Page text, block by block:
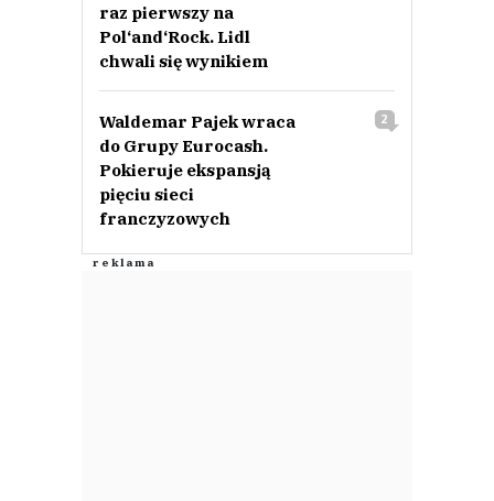
raz pierwszy na
Pol‘and‘Rock. Lidl
chwali się wynikiem
Waldemar Pajek wraca
do Grupy Eurocash.
Pokieruje ekspansją
pięciu sieci
franczyzowych
2